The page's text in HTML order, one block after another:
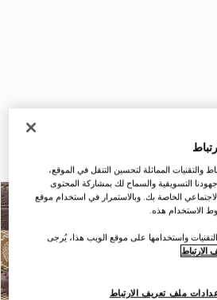
والتقنيات المماثلة لتحسين التنقل في الموقع،
التسويقية والسماح لك بمشاركة المحتوى
الخاصة بك. وبالاستمرار في استخدام موقع
الاستخدام هذه.
واستخدامها على موقع الويب هذا، يُرجى
الارتباط
ملف تعريف الارتباط